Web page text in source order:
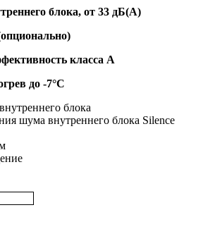
блока, от 33 дБ(А)
класса А
до -7°C
блока
шума внутреннего блока Silence